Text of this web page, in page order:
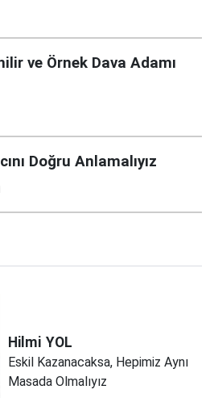
ve Örnek Dava Adamı
Doğru Anlamalıyız
Hilmi YOL
Eskil Kazanacaksa, Hepimiz Aynı
Masada Olmalıyız